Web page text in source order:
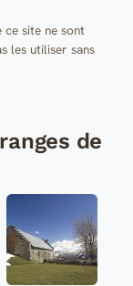
site ne sont
les utiliser sans
de